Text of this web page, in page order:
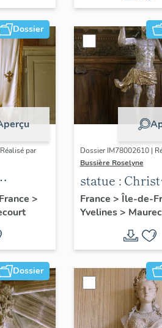
Dossier
par
>
Dossier IM78002610 |
Bussière Roselyne
statue : Christ
glorieux
France > Île-de-
Yvelines>
Dossier